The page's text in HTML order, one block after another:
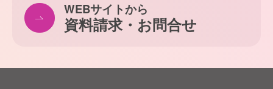
WEBサイトから
資料請求・お問合せ